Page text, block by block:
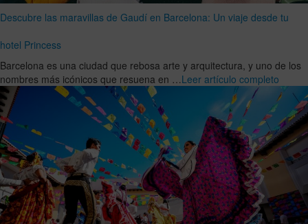
Descubre las maravillas de Gaudí en Barcelona: Un viaje desde tu
hotel Princess
Barcelona es una ciudad que rebosa arte y arquitectura, y uno de los
nombres más icónicos que resuena en …Leer artículo completo